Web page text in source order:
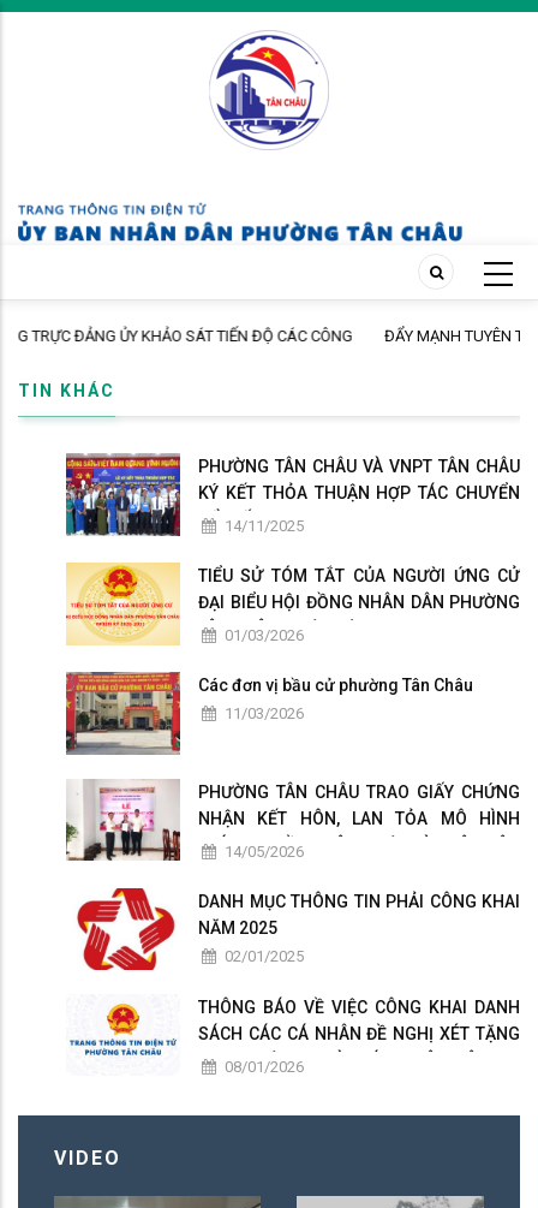
Skip
SÁT TIẾN ĐỘ CÁC CÔNG
ĐẨY MẠNH TUYÊN TRUYỀN CHÍNH SÁCH
TIN KHÁC
PHƯỜNG TÂN CHÂU VÀ VNPT TÂN CHÂU
KÝ KẾT THỎA THUẬN HỢP TÁC CHUYỂN
ĐỔI SỐ14/11/2025
TIỂU SỬ TÓM TẮT CỦA NGƯỜI ỨNG CỬ
ĐẠI BIỂU HỘI ĐỒNG NHÂN DÂN PHƯỜNG
TÂN CHÂU NHIỆM KỲ 2026-2031
01/03/2026
Các đơn vị bầu cử phường Tân Châu
11/03/2026
PHƯỜNG TÂN CHÂU TRAO GIẤY CHỨNG
NHẬN KẾT HÔN, LAN TỎA MÔ HÌNH
CHÍNH QUYỀN THÂN THIỆN VÌ NHÂN DÂN
14/05/2026
DANH MỤC THÔNG TIN PHẢI CÔNG KHAI
NĂM 2025
02/01/2025
THÔNG BÁO VỀ VIỆC CÔNG KHAI DANH
SÁCH CÁC CÁ NHÂN ĐỀ NGHỊ XÉT TẶNG
DANH HIỆU " NHÀ GIÁO NHÂN DÂN ", "
LẦN THỨ 17 NĂM 2026
08/01/2026
VIDEO